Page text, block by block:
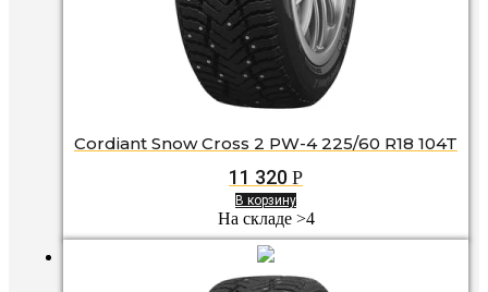
Cordiant Snow Cross 2 PW-4 225/60 R18 104T
11 320 Р
В корзину
На складе >4